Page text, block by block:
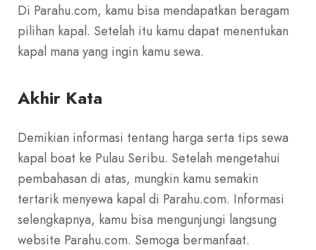
Di Parahu.com, kamu bisa mendapatkan beragam
pilihan kapal. Setelah itu kamu dapat menentukan
kapal mana yang ingin kamu sewa.
Akhir Kata
Demikian informasi tentang harga serta tips sewa
kapal boat ke Pulau Seribu. Setelah mengetahui
pembahasan di atas, mungkin kamu semakin
tertarik menyewa kapal di Parahu.com. Informasi
selengkapnya, kamu bisa mengunjungi langsung
website Parahu.com. Semoga bermanfaat.